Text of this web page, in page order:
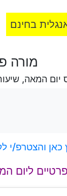
בחינם
מורה
יום המאה,
והצטרפ/י
ליום